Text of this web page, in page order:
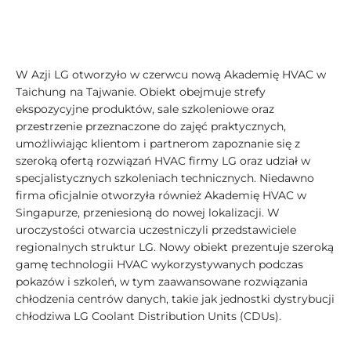
W Azji LG otworzyło w czerwcu nową Akademię HVAC w
Taichung na Tajwanie. Obiekt obejmuje strefy
ekspozycyjne produktów, sale szkoleniowe oraz
przestrzenie przeznaczone do zajęć praktycznych,
umożliwiając klientom i partnerom zapoznanie się z
szeroką ofertą rozwiązań HVAC firmy LG oraz udział w
specjalistycznych szkoleniach technicznych. Niedawno
firma oficjalnie otworzyła również Akademię HVAC w
Singapurze, przeniesioną do nowej lokalizacji. W
uroczystości otwarcia uczestniczyli przedstawiciele
regionalnych struktur LG. Nowy obiekt prezentuje szeroką
gamę technologii HVAC wykorzystywanych podczas
pokazów i szkoleń, w tym zaawansowane rozwiązania
chłodzenia centrów danych, takie jak jednostki dystrybucji
chłodziwa LG Coolant Distribution Units (CDUs).